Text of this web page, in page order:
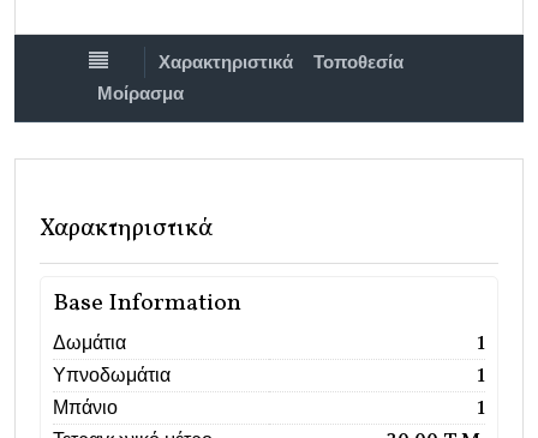
Χαρακτηριστικά
Τοποθεσία
Μοίρασμα
Χαρακτηριστικά
Base Information
Δωμάτια
1
Υπνοδωμάτια
1
Μπάνιο
1